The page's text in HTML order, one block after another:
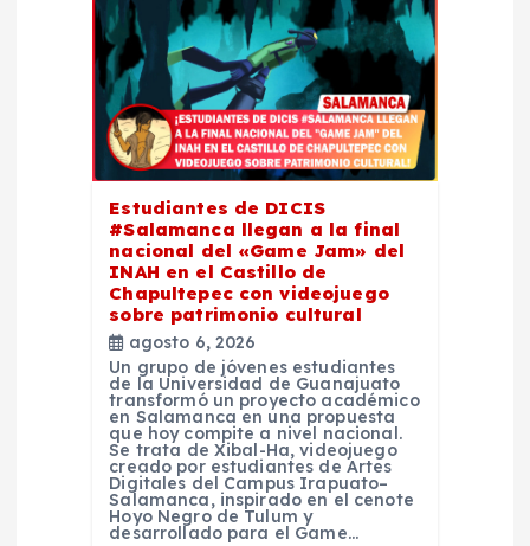
Estudiantes de DICIS
#Salamanca llegan a la final
nacional del «Game Jam» del
INAH en el Castillo de
Chapultepec con videojuego
sobre patrimonio cultural
agosto 6, 2026
Un grupo de jóvenes estudiantes
de la Universidad de Guanajuato
transformó un proyecto académico
en Salamanca en una propuesta
que hoy compite a nivel nacional.
Se trata de Xibal-Ha, videojuego
creado por estudiantes de Artes
Digitales del Campus Irapuato–
Salamanca, inspirado en el cenote
Hoyo Negro de Tulum y
desarrollado para el Game…